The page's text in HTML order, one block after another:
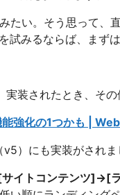
たい。そう思って
試みるならば、ま
装されたとき、その
強化の1つかも |
）にも実装がされま
イトコンテンツ]→[